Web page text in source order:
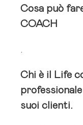
Cosa può
COACH
.
Chi è il Life
suoi clienti.